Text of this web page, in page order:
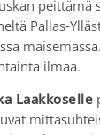
peittämä
Pallas-
ilmaa.
Laakkoselle